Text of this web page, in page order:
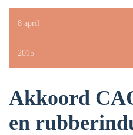
8 april
2015
Akkoord
en